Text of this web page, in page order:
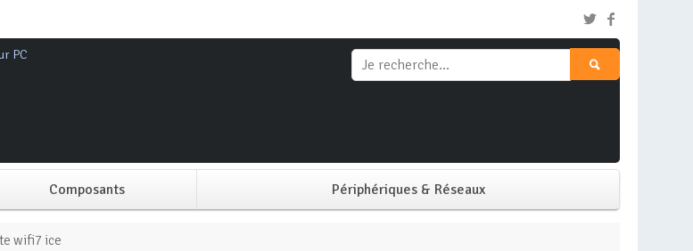
PC
Composants
PC
Périphériques & Réseaux
wifi7 ice